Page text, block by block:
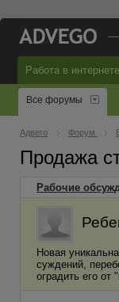
—
Работа в интернете
Все форумы
Адвего Форум
Продажа
Рабочие
Новая
суждений,
оградить его от